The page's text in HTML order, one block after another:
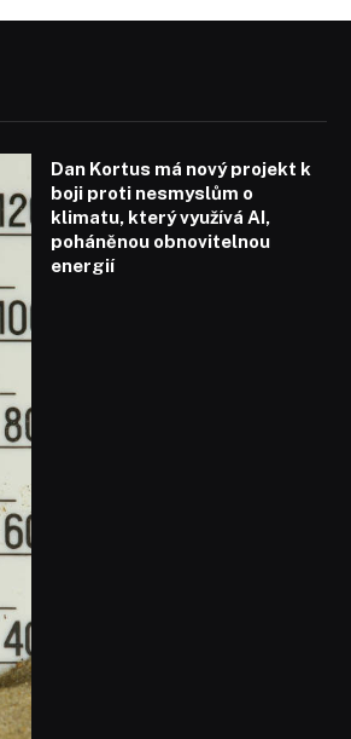
Dan Kortus má nový projekt k
boji proti nesmyslům o
klimatu, který využívá AI,
poháněnou obnovitelnou
energií